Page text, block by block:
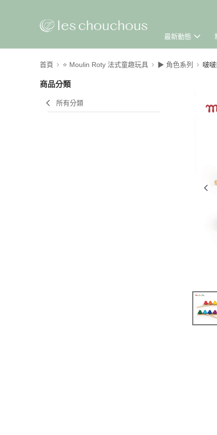
最新動態
首頁 ⭐ Moulin Roty 法式童趣玩具 ▶︎ 角色系列 啵
商品分類
所有分類